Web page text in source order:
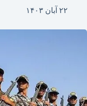
۲۲ آبان ۱۴۰۳